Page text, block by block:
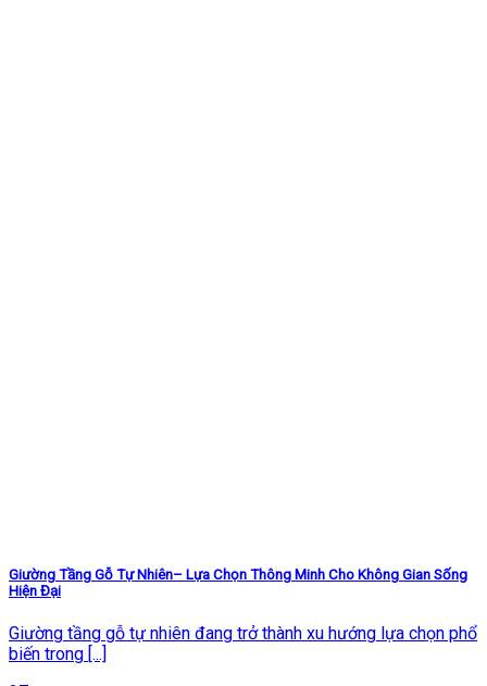
Giường Tầng Gỗ Tự Nhiên– Lựa Chọn Thông Minh Cho Không Gian Sống
Hiện Đại
Giường tầng gỗ tự nhiên đang trở thành xu hướng lựa chọn phổ
biến trong [...]